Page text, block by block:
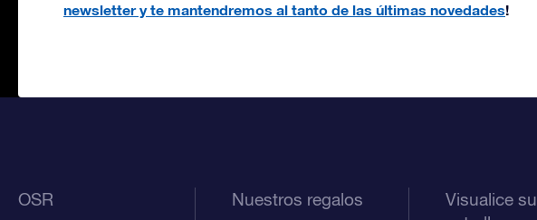
newsletter y te mantendremos al tanto de las últimas novedades!
OSR Nuestros regalos
Visualice su